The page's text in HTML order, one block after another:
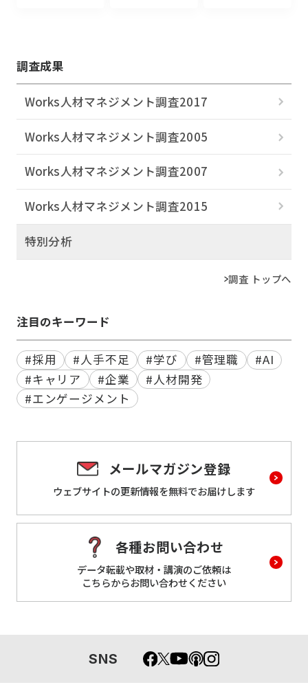
調査成果
Works人材マネジメント調査2017
Works人材マネジメント調査2005
Works人材マネジメント調査2007
Works人材マネジメント調査2015
特別分析
調査 トップへ
注目のキーワード
#採用 #人手不足 #学び #管理職
#AI
#キャリア
#企業
#人材開発
#エンゲージメント
メールマガジン登録
ウェブサイトの更新情報を無料でお届けします
各種お問い合わせ
データ転載や取材・講演のご依頼は
こちらからお問い合わせください
SNS